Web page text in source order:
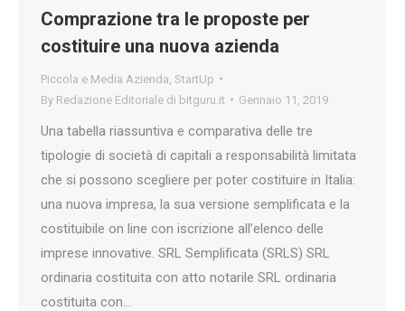
Comprazione tra le proposte per
costituire una nuova azienda
Piccola e Media Azienda StartUp
By Redazione Editoriale di bitguru.it Gennaio 11, 2019
Una tabella riassuntiva e comparativa delle tre
tipologie di società di capitali a responsabilità limitata
che si possono scegliere per poter costituire in Italia:
una nuova impresa, la sua versione semplificata e la
costituibile on line con iscrizione all’elenco delle
imprese innovative. SRL Semplificata (SRLS) SRL
ordinaria costituita con atto notarile SRL ordinaria
costituita con…